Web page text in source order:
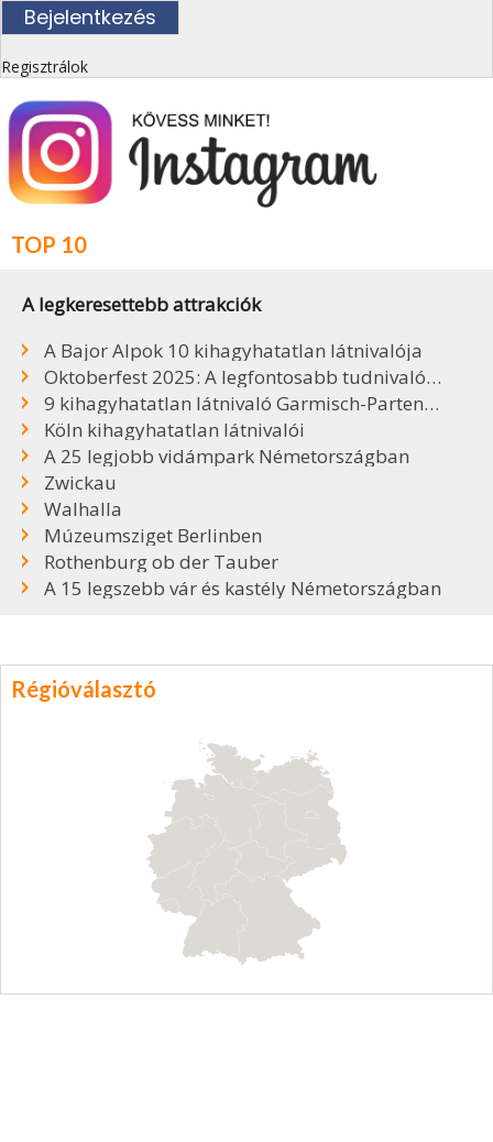
Regisztrálok
TOP 10
A legkeresettebb attrakciók
A Bajor Alpok 10 kihagyhatatlan látnivalója
Oktoberfest 2025: A legfontosabb tudnivalók, sörök, árak
9 kihagyhatatlan látnivaló Garmisch-Partenkirchenben
Köln kihagyhatatlan látnivalói
A 25 legjobb vidámpark Németországban
Zwickau
Walhalla
Múzeumsziget Berlinben
Rothenburg ob der Tauber
A 15 legszebb vár és kastély Németországban
Régióválasztó